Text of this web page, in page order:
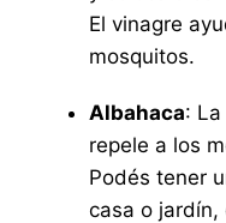
El vinagre
mosquitos.
Albahaca:
repele a los
Podés tener
casa o jardín,